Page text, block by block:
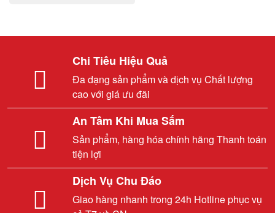
Chi Tiêu Hiệu Quả
Đa dạng sản phẩm và dịch vụ Chất lượng
cao với giá ưu đãi
An Tâm Khi Mua Sắm
Sản phẩm, hàng hóa chính hãng Thanh toán
tiện lợi
Dịch Vụ Chu Đáo
Giao hàng nhanh trong 24h Hotline phục vụ